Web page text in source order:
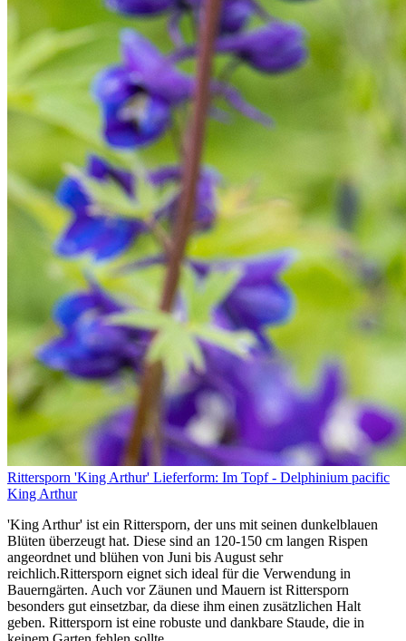
Rittersporn 'King Arthur' Lieferform: Im Topf - Delphinium pacific
King Arthur
'King Arthur' ist ein Rittersporn, der uns mit seinen dunkelblauen
Blüten überzeugt hat. Diese sind an 120-150 cm langen Rispen
angeordnet und blühen von Juni bis August sehr
reichlich.Rittersporn eignet sich ideal für die Verwendung in
Bauerngärten. Auch vor Zäunen und Mauern ist Rittersporn
besonders gut einsetzbar, da diese ihm einen zusätzlichen Halt
geben. Rittersporn ist eine robuste und dankbare Staude, die in